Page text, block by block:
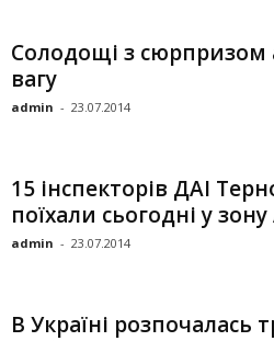
Солодощі з сюрпризом
вагу
admin - 23.07.2014
15 інспекторів ДАІ
поїхали сьогодні у
admin - 23.07.2014
В Україні розпочалась